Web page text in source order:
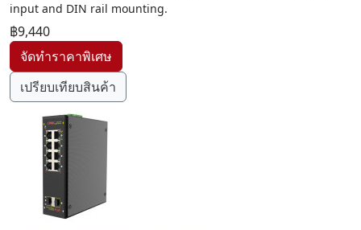
input and DIN rail mounting.
฿9,440
เปรียบเทียบสินค้า